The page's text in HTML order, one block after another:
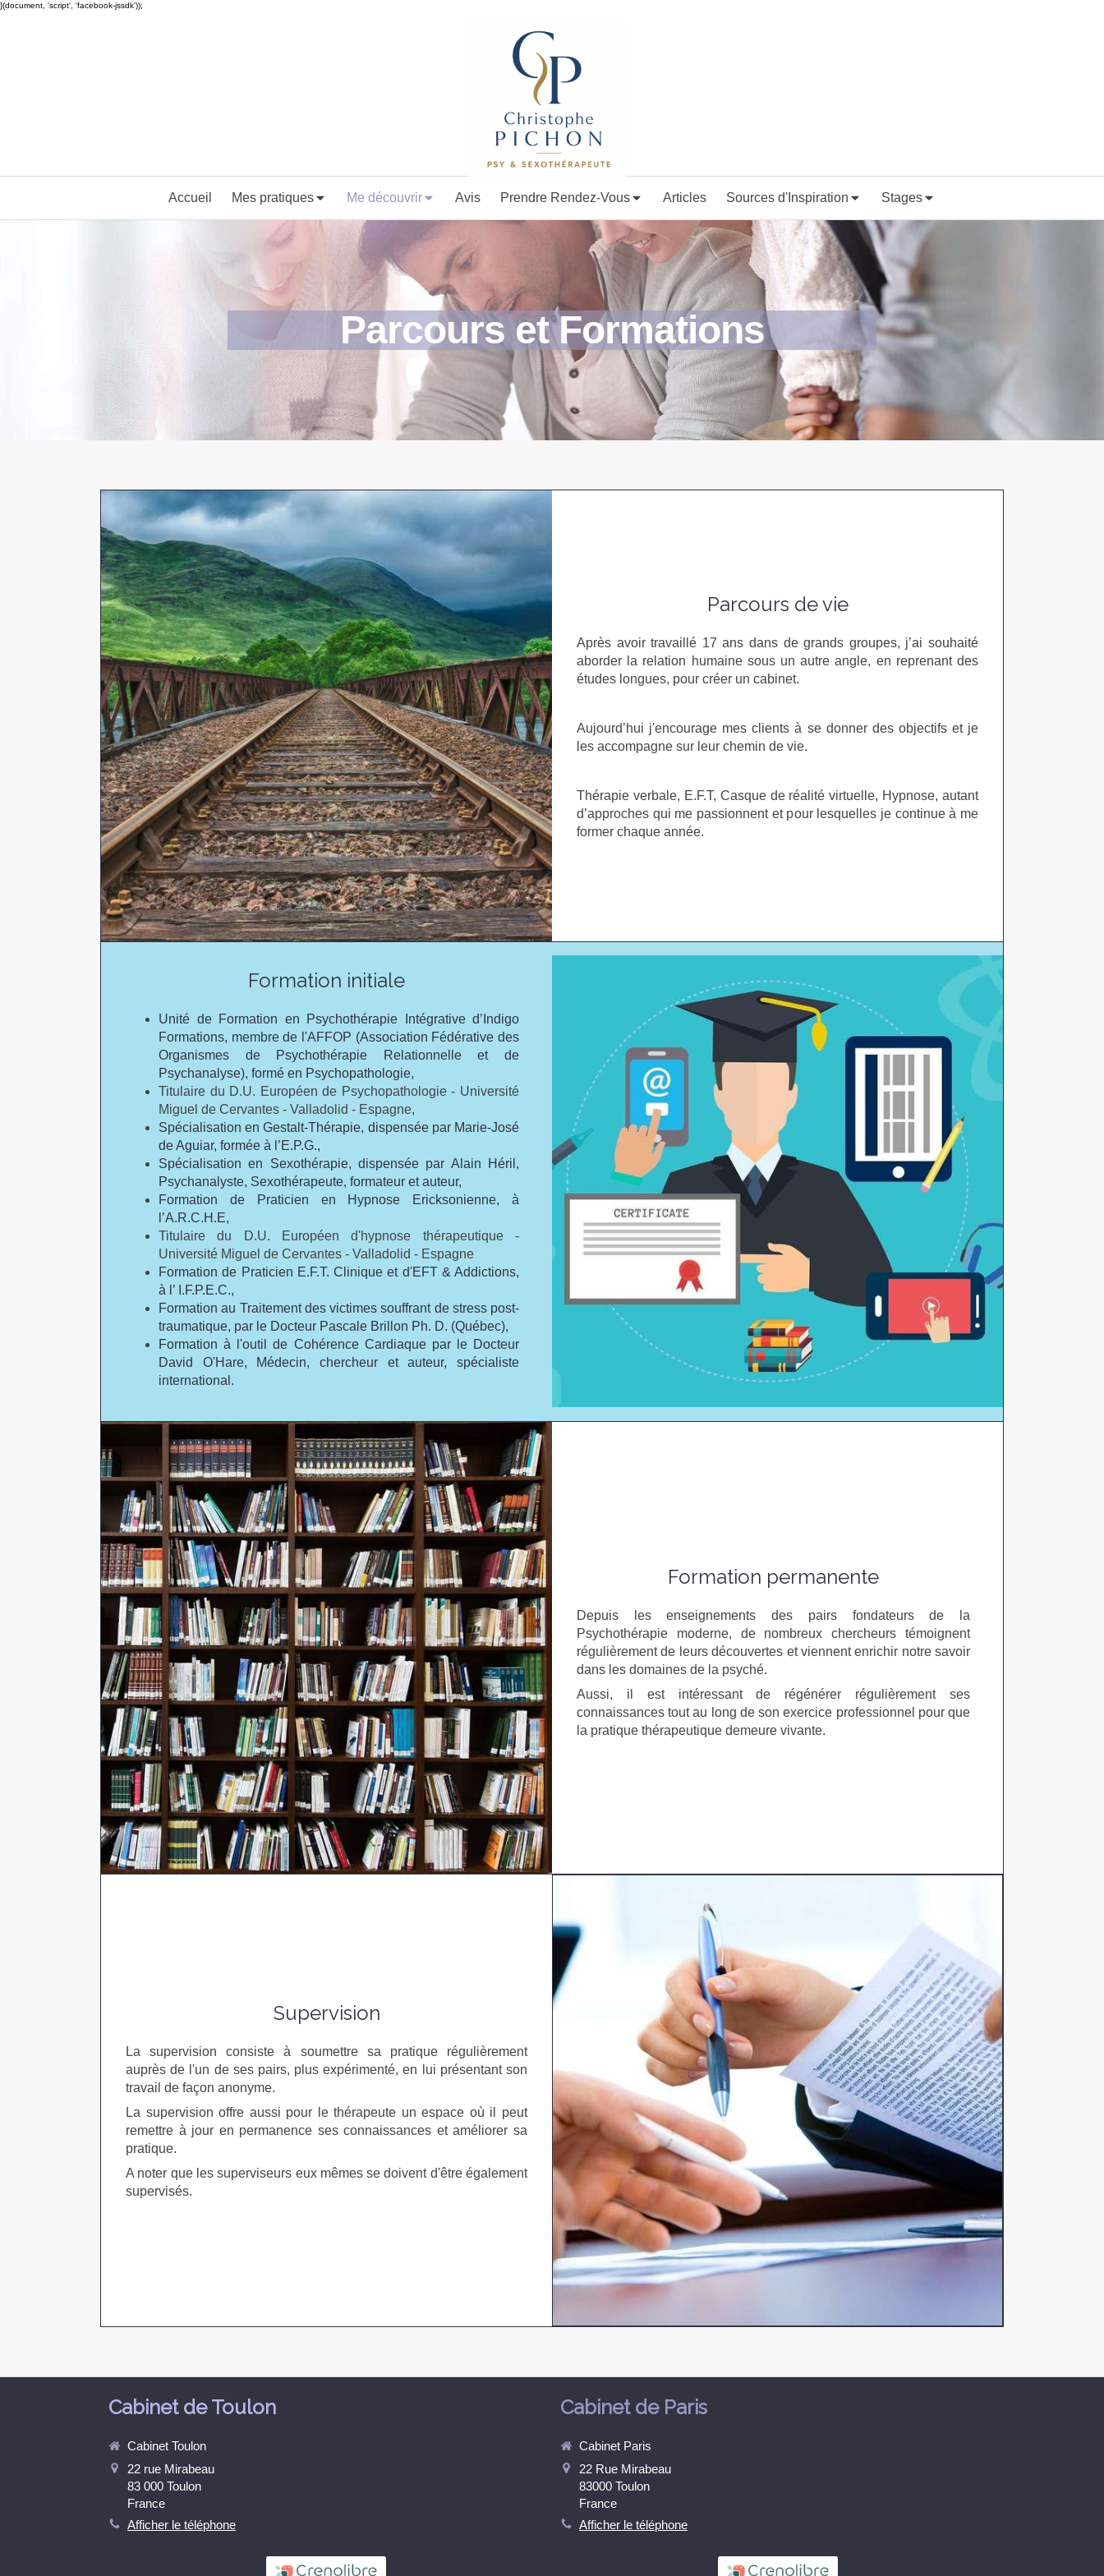
}(document, 'script', 'facebook-jssdk'));
Accueil Mes pratiques Me découvrir Avis Prendre Rendez-Vous Articles Sources d'Inspiration Stages
Parcours et Formations
Parcours de vie
Après avoir travaillé 17 ans dans de grands groupes, j’ai souhaité
aborder la relation humaine sous un autre angle, en reprenant des
études longues, pour créer un cabinet.
Aujourd’hui j'encourage mes clients à se donner des objectifs et je
les accompagne sur leur chemin de vie.
Thérapie verbale, E.F.T, Casque de réalité virtuelle, Hypnose, autant
d’approches qui me passionnent et pour lesquelles je continue à me
former chaque année.
Formation initiale
Unité de Formation en Psychothérapie Intégrative d’Indigo
Formations, membre de l'AFFOP (Association Fédérative des
Organismes de Psychothérapie Relationnelle et de
Psychanalyse), formé en Psychopathologie,
Titulaire du D.U. Européen de Psychopathologie - Université
Miguel de Cervantes - Valladolid - Espagne,
Spécialisation en Gestalt-Thérapie, dispensée par Marie-José
de Aguiar, formée à l’E.P.G.,
Spécialisation en Sexothérapie, dispensée par Alain Héril,
Psychanalyste, Sexothérapeute, formateur et auteur,
Formation de Praticien en Hypnose Ericksonienne, à
l’A.R.C.H.E,
Titulaire du D.U. Européen d'hypnose thérapeutique -
Université Miguel de Cervantes - Valladolid - Espagne
Formation de Praticien E.F.T. Clinique et d'EFT & Addictions,
à l’ I.F.P.E.C.,
Formation au Traitement des victimes souffrant de stress post-
traumatique, par le Docteur Pascale Brillon Ph. D. (Québec),
Formation à l'outil de Cohérence Cardiaque par le Docteur
David O'Hare, Médecin, chercheur et auteur, spécialiste
international.
Formation permanente
Depuis les enseignements des pairs fondateurs de la
Psychothérapie moderne, de nombreux chercheurs témoignent
régulièrement de leurs découvertes et viennent enrichir notre savoir
dans les domaines de la psyché.
Aussi, il est intéressant de régénérer régulièrement ses
connaissances tout au long de son exercice professionnel pour que
la pratique thérapeutique demeure vivante.
Supervision
La supervision consiste à soumettre sa pratique régulièrement
auprès de l'un de ses pairs, plus expérimenté, en lui présentant son
travail de façon anonyme.
La supervision offre aussi pour le thérapeute un espace où il peut
remettre à jour en permanence ses connaissances et améliorer sa
pratique.
A noter que les superviseurs eux mêmes se doivent d'être également
supervisés.
Cabinet de Toulon
Cabinet Toulon
22 rue Mirabeau
83 000 Toulon
France
Afficher le téléphone
Cabinet de Paris
Cabinet Paris
22 Rue Mirabeau
83000 Toulon
France
Afficher le téléphone